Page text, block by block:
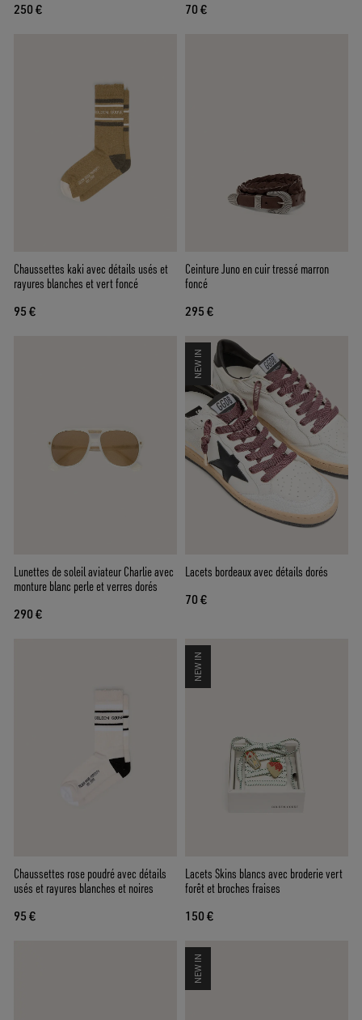
250 € 70 €
Chaussettes kaki avec détails usés et
rayures blanches et vert foncé
95 €
Ceinture Juno en cuir tressé marron
foncé
295 €
Lunettes de soleil aviateur Charlie avec
monture blanc perle et verres dorés
290 €
NEW IN
Lacets bordeaux avec détails dorés
70 €
Chaussettes rose poudré avec détails
usés et rayures blanches et noires
95 €
NEW IN
Lacets Skins blancs avec broderie vert
forêt et broches fraises
150 €
NEW IN